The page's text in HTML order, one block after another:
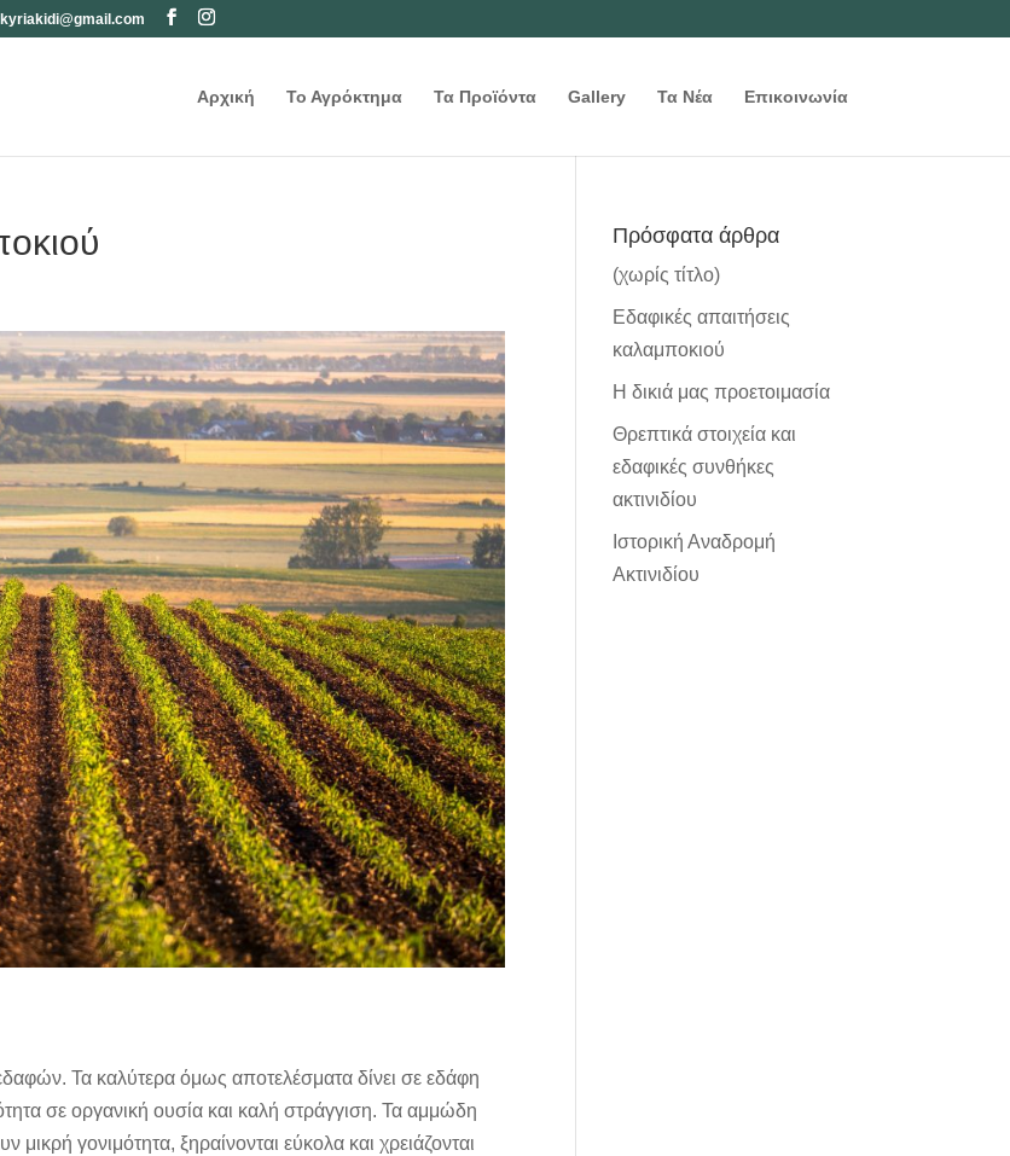
Αρχική Το Αγρόκτημα Τα Προϊόντα Gallery Τα Νέα Επικοινωνία
Τα καλύτερα όμως αποτελέσματα δίνει σε εδάφη
σε οργανική ουσία και καλή στράγγιση. Τα αμμώδη
γονιμότητα, ξηραίνονται εύκολα και χρειάζονται
Πρόσφατα άρθρα
(χωρίς τίτλο)
Εδαφικές απαιτήσεις
καλαμποκιού
Η δικιά μας προετοιμασία
Θρεπτικά στοιχεία και
εδαφικές συνθήκες
ακτινιδίου
Ιστορική Αναδρομή
Ακτινιδίου